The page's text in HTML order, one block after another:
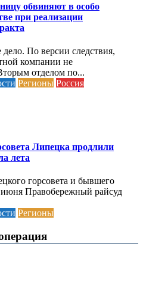
обвиняют в особо
при реализации
По версии следствия,
компании не
отделом по...
Регионы Россия
Липецка продлили
лета
горсовета и бывшего
Правобережный райсуд
Регионы